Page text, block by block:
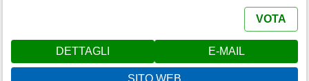
VOTA
DETTAGLI E-MAIL